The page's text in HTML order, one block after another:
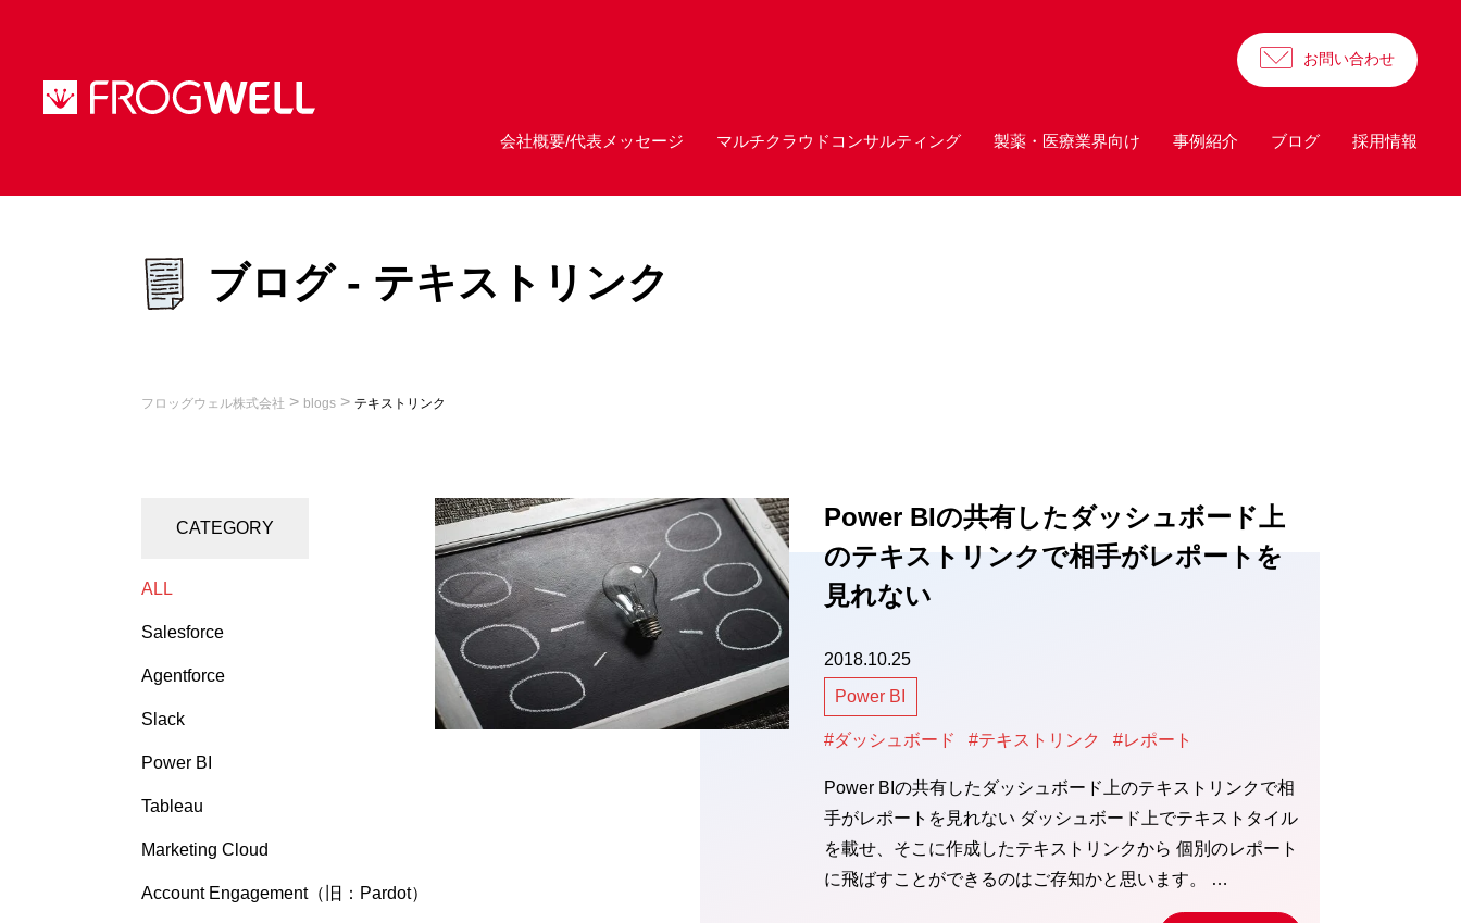
お問い合わせ
会社概要/代表メッセージ マルチクラウドコンサルティング 製薬・医療業界向け 事例紹介 ブログ 採用情報
ブログ - テキストリンク
フロッグウェル株式会社 > blogs > テキストリンク
CATEGORY
ALL
Salesforce
Agentforce
Slack
Power BI
Tableau
Marketing Cloud
Account Engagement（旧：Pardot）
Power BIの共有したダッシュボード上
のテキストリンクで相手がレポートを
見れない
2018.10.25
Power BI
#ダッシュボード #テキストリンク #レポート
Power BIの共有したダッシュボード上のテキストリンクで相
手がレポートを見れない ダッシュボード上でテキストタイル
を載せ、そこに作成したテキストリンクから 個別のレポート
に飛ばすことができるのはご存知かと思います。 …